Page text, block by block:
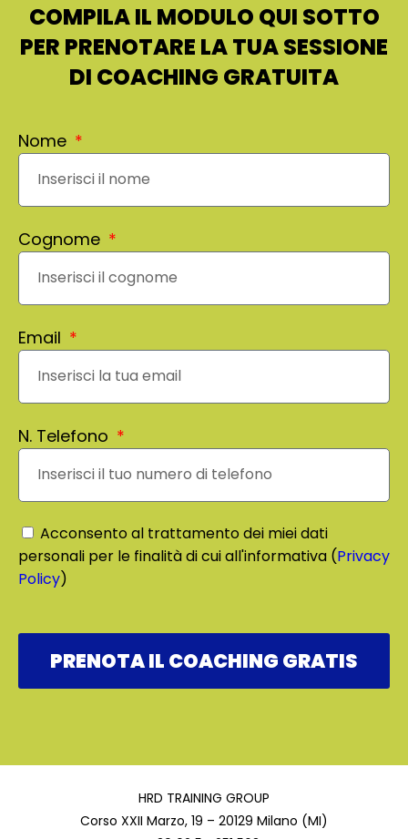
COMPILA IL MODULO QUI SOTTO
PER PRENOTARE LA TUA SESSIONE
DI COACHING GRATUITA
Nome
Cognome
Email
N. Telefono
Acconsento al trattamento dei miei dati
personali per le finalità di cui all'informativa (Privacy
Policy)
PRENOTA IL COACHING GRATIS
HRD TRAINING GROUP
Corso XXII Marzo, 19 – 20129 Milano (MI)